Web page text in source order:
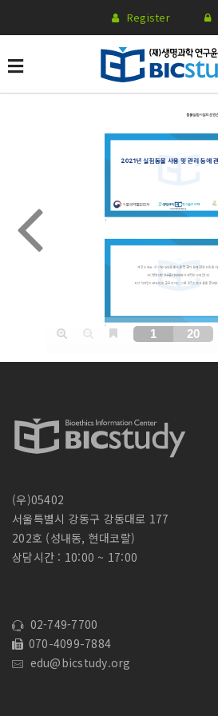
Register
(우)05402
서울특별시 강동구 강동대로 177
202호 (성내동, 현대코랄)
상담시간 : 10:00 ~ 17:00
02-749-7700
070-4099-7884
edu@bicstudy.org